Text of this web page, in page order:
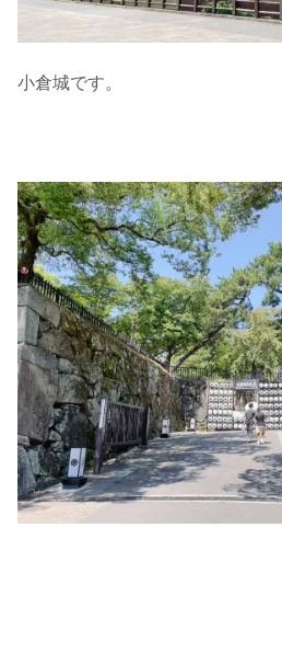
小倉城です。